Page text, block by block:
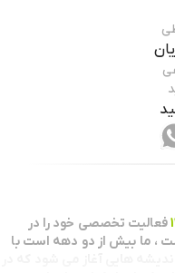
فعاليت تخصصي خود را در
، ما بيش از دو دهه است با
هايي آغاز مي شود كه در